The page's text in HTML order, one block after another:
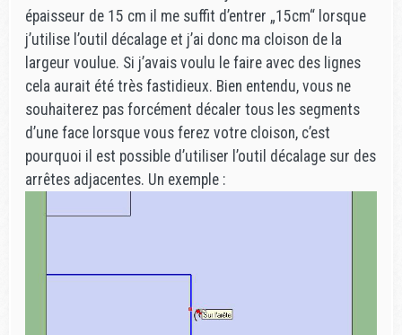
épaisseur de 15 cm il me suffit d’entrer „15cm“ lorsque
j’utilise l’outil décalage et j’ai donc ma cloison de la
largeur voulue. Si j’avais voulu le faire avec des lignes
cela aurait été très fastidieux. Bien entendu, vous ne
souhaiterez pas forcément décaler tous les segments
d’une face lorsque vous ferez votre cloison, c’est
pourquoi il est possible d’utiliser l’outil décalage sur des
arrêtes adjacentes. Un exemple :